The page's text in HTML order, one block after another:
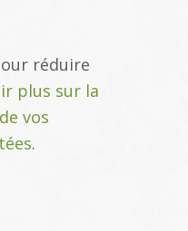
réduire
plus sur la
vos
.